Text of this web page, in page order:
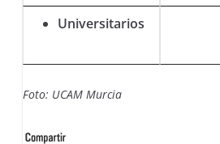
Universitarios
Foto: UCAM Murcia